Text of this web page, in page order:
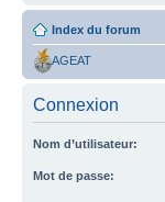
Index du forum
AGEAT
Connexion
Nom d’utilisateur:
Mot de passe: